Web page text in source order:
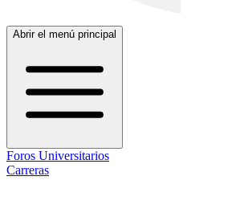
Abrir el menú principal
Foros Universitarios
Carreras